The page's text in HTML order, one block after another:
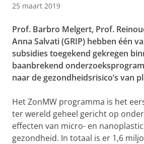
25 maart 2019
Prof. Barbro Melgert, Prof.
Anna Salvati (GRIP) hebben één
subsidies toegekend gekregen
baanbrekend
naar de gezondheidsrisico’s van
Het ZonMW programma is het
ter wereld geheel gericht op
effecten van micro- en
gezondheid. In totaal is er 1,6